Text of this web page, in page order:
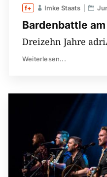
Bardenbattle
Imke Staats
Dreizehn Jahre
Weiterlesen...